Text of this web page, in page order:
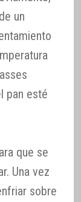
un
pan esté
que se
Una vez
sobre